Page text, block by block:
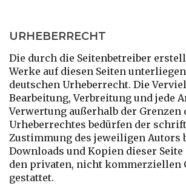
URHEBERRECHT
Die durch die Seitenbetreiber
Werke auf diesen Seiten
deutschen Urheberrecht. Die
Bearbeitung, Verbreitung und jede
Verwertung außerhalb der Grenzen
Urheberrechtes bedürfen der
Zustimmung des jeweiligen Autors
Downloads und Kopien dieser
den privaten, nicht kommerziellen
gestattet.